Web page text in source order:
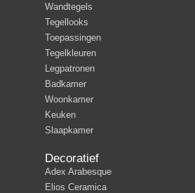
Wandtegels
Tegellooks
Toepassingen
Tegelkleuren
Legpatronen
Badkamer
Woonkamer
Keuken
Slaapkamer
Decoratief
Adex Arabesque
Elios Ceramica